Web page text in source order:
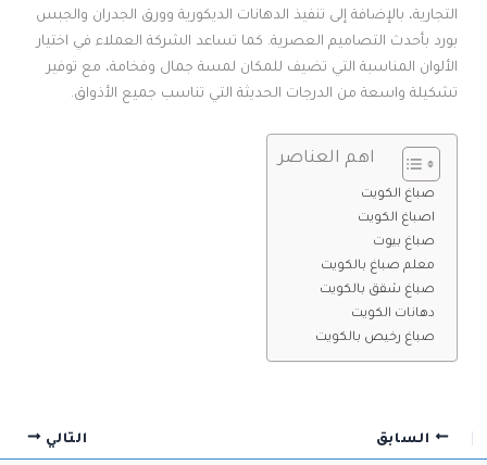
التجارية، بالإضافة إلى تنفيذ الدهانات الديكورية وورق الجدران والجبس
بورد بأحدث التصاميم العصرية. كما تساعد الشركة العملاء في اختيار
الألوان المناسبة التي تضيف للمكان لمسة جمال وفخامة، مع توفير
تشكيلة واسعة من الدرجات الحديثة التي تناسب جميع الأذواق.
اهم العناصر
صباغ الكويت
اصباغ الكويت
صباغ بيوت
معلم صباغ بالكويت
صباغ شقق بالكويت
دهانات الكويت
صباغ رخيص بالكويت
السابق التالي